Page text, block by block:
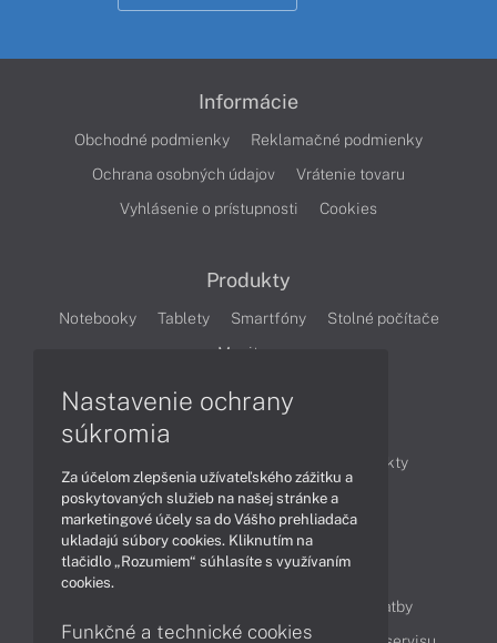
Informácie
Obchodné podmienky
Reklamačné podmienky
Ochrana osobných údajov
Vrátenie tovaru
Vyhlásenie o prístupnosti
Cookies
Produkty
Notebooky Tablety Smartfóny
Stolné počítače
Monitory
Produkty
Technológie
Videá
Obsah
Možnosti doručenia a platby
Nastavenie ochrany
súkromia
Za účelom zlepšenia užívateľského zážitku a
poskytovaných služieb na našej stránke a
marketingové účely sa do Vášho prehliadača
ukladajú súbory cookies. Kliknutím na
tlačidlo „Rozumiem“ súhlasíte s využívaním
cookies.
Funkčné a technické cookies